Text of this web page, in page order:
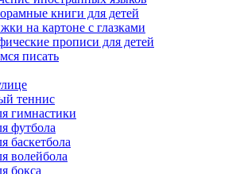
книги для детей
на картоне с глазками
прописи для детей
писать
теннис
гимнастики
футбола
баскетбола
волейбола
бокса